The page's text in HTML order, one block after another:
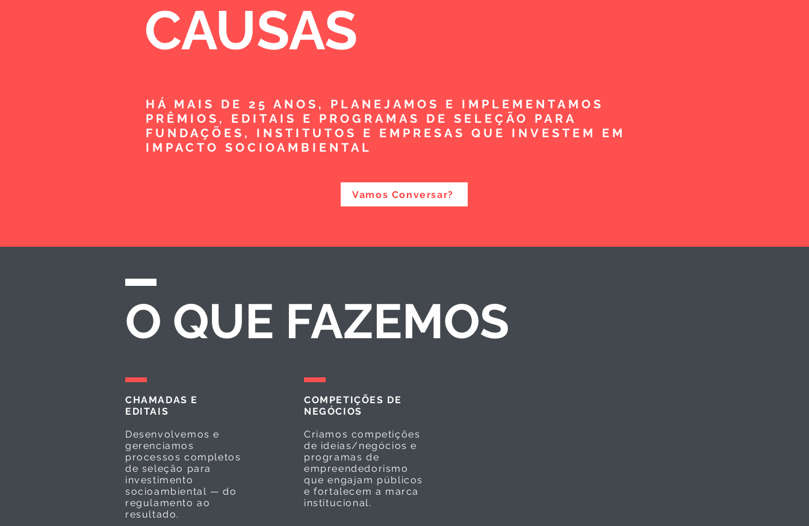
CAUSAS
HÁ MAIS DE 25 ANOS, PLANEJAMOS E IMPLEMENTAMOS
PRÊMIOS, EDITAIS E PROGRAMAS DE SELEÇÃO PARA
FUNDAÇÕES, INSTITUTOS E EMPRESAS QUE INVESTEM EM
IMPACTO SOCIOAMBIENTAL
Vamos Conversar?
O QUE FAZEMOS
CHAMADAS E
EDITAIS
Desenvolvemos e
gerenciamos
processos completos
de seleção para
investimento
socioambiental — do
regulamento ao
resultado.
COMPETIÇÕES DE
NEGÓCIOS
Criamos competições
de ideias/negócios e
programas de
empreendedorismo
que engajam públicos
e fortalecem a marca
institucional.